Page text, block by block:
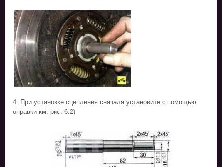
4. При установке сцепления сначала установите с помощью
оправки км. рис. 6.2)